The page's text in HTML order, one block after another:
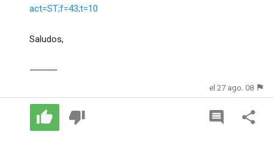
act=ST;f=43;t=10
Saludos,
-----------
el 27 ago. 08